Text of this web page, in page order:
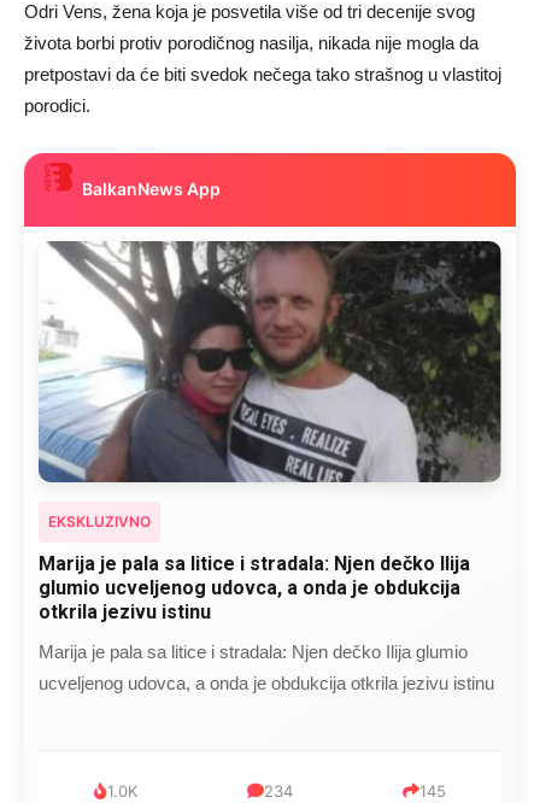
Odri Vens, žena koja je posvetila više od tri decenije svog
života borbi protiv porodičnog nasilja, nikada nije mogla da
pretpostavi da će biti svedok nečega tako strašnog u vlastitoj
porodici.
BalkanNews App
EKSKLUZIVNO
Kad se Marin suprug razbolio ona ga kupala,
pelene mu mijenjala: Jedno jutro je poslao po
čokoladu..
Kad se Marin suprug razbolio ona ga kupala, pelene mu
mijenjala: Jedno jutro je poslao po čokoladu..
999 321 234